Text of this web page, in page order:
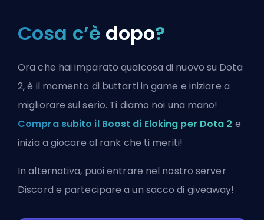
Cosa c’è dopo?
Ora che hai imparato qualcosa di nuovo su Dota
2, è il momento di buttarti in game e iniziare a
migliorare sul serio. Ti diamo noi una mano!
Compra subito il Boost di Eloking per Dota 2 e
inizia a giocare al rank che ti meriti!
In alternativa, puoientrare nel nostro server
Discord e partecipare a un sacco di giveaway!